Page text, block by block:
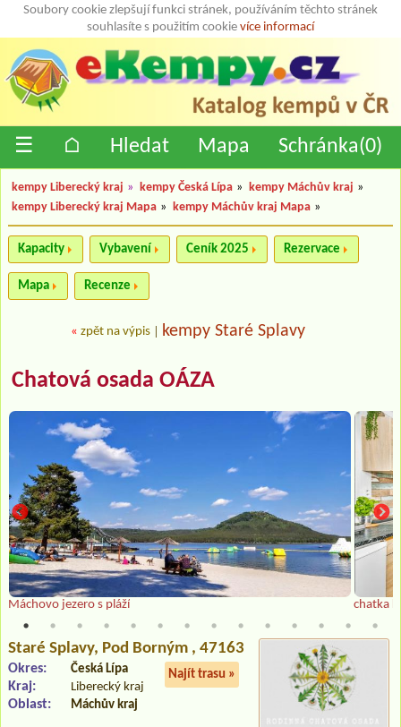
Soubory cookie zlepšují funkci stránek, používáním těchto stránek
souhlasíte s použitím cookie více informací
☰ ⌂ Hledat Mapa Schránka(0)
kempy Liberecký kraj » kempy Česká Lípa » kempy Máchův kraj »
kempy Liberecký kraj Mapa » kempy Máchův kraj Mapa »
Kapacity Vybavení Ceník 2025 Rezervace
Mapa Recenze
« zpět na výpis kempy Staré Splavy
Chatová osada OÁZA
Máchovo jezero s pláží chatka
Staré Splavy, Pod Borným , 47163
Najít trasu »
Okres: Česká Lípa
Kraj: Liberecký kraj
Oblast: Máchův kraj